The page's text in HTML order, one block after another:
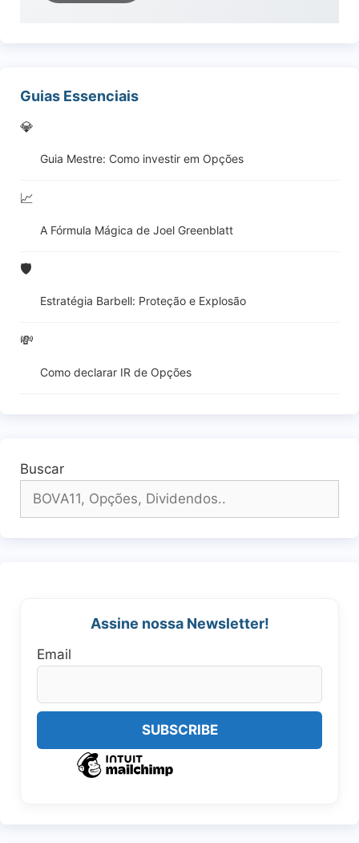
Guias Essenciais
💎
Guia Mestre: Como investir em Opções
📈
A Fórmula Mágica de Joel Greenblatt
🛡️
Estratégia Barbell: Proteção e Explosão
💸
Como declarar IR de Opções
Buscar
Assine nossa Newsletter!
Email